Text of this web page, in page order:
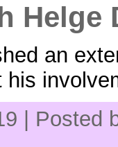
Helge
an
| Posted